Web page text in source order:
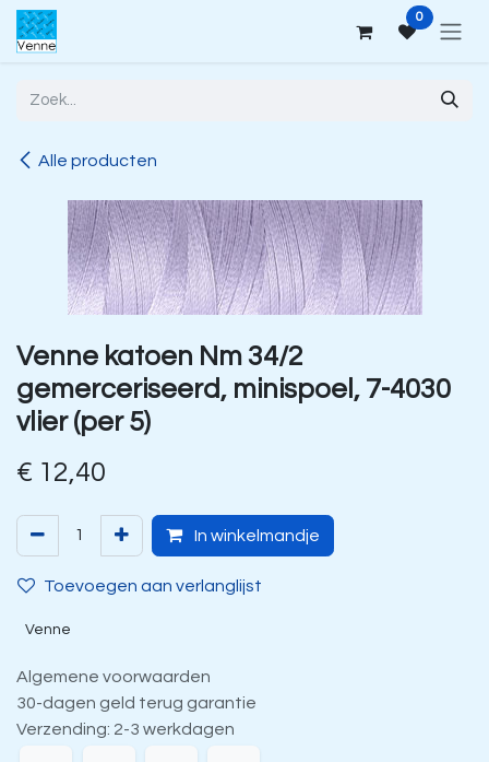
Overslaan naar inhoud 0
Alle producten
Venne katoen Nm 34/2
gemerceriseerd, minispoel, 7-4030
vlier (per 5)
€ 12,40
In winkelmandje
Toevoegen aan verlanglijst
Venne
Algemene voorwaarden
30-dagen geld terug garantie
Verzending: 2-3 werkdagen